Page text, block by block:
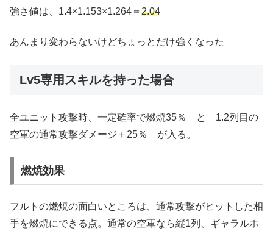
強さ値は、1.4×1.153×1.264＝ 2.04
あんまり変わらないけどちょっとだけ強くなった
Lv5専用スキルを持った場合
全ユニット攻撃時、一定確率で燃焼35％ と 1.2列目の
空軍の通常攻撃ダメージ＋25％ が入る。
燃焼効果
フルトの燃焼の面白いところは、通常攻撃がヒットした相
手を燃焼にできる点。通常の空軍なら縦1列、ギャラルホ